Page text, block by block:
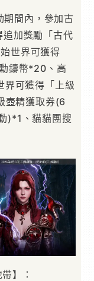
間內，參加古
加獎勵「古代
世界可獲得
鑄幣*20、高
可獲得「上級
壺精獲取券(6
)*1、貓貓團搜
】：